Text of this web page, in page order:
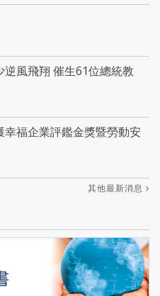
逆風飛翔 催生61位總統教
幸福企業評鑑金獎暨勞動安
其他最新消息